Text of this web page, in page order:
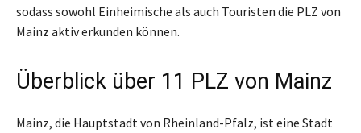
sodass sowohl Einheimische als auch Touristen die PLZ von
Mainz aktiv erkunden können.
Überblick über 11 PLZ von Mainz
Mainz, die Hauptstadt von Rheinland-Pfalz, ist eine Stadt